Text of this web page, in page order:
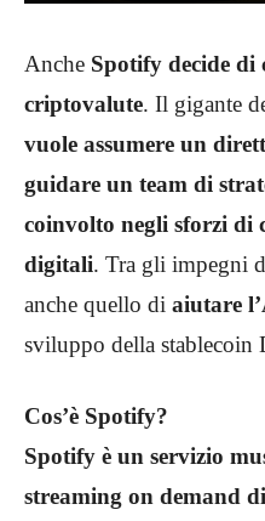
Anche Spotify decide di
criptovalute. Il gigante
vuole assumere un
guidare un team di
coinvolto negli sforzi di
digitali. Tra gli impegni
anche quello di aiutare
sviluppo della stablecoin
Cos’è Spotify?
Spotify è un servizio
streaming on demand